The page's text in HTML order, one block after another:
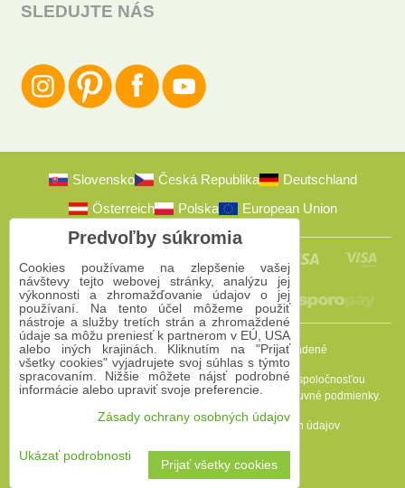
SLEDUJTE NÁS
Slovensko Česká Republika
Deutschland
Österreich
Polska European Union
2009-2026 © Bomba s.r.o.Všetky práva vyhradené
Táto stránka je chránená programom reCAPTCHA a spoločnosťou
Google. PlatiaPravidlá ochrany osobných údajov Zmluvné podmienky.
Predvoľby súkromia
Zásady ochrany osobných údajov
Vytvorené pomocou:BiznisWeb.sk
Predvoľby súkromia
Cookies používame na zlepšenie vašej
návštevy tejto webovej stránky, analýzu jej
výkonnosti a zhromažďovanie údajov o jej
používaní. Na tento účel môžeme použiť
nástroje a služby tretích strán a zhromaždené
údaje sa môžu preniesť k partnerom v EÚ, USA
alebo iných krajinách. Kliknutím na "Prijať
všetky cookies" vyjadrujete svoj súhlas s týmto
spracovaním. Nižšie môžete nájsť podrobné
informácie alebo upraviť svoje preferencie.
Zásady ochrany osobných údajov
Ukázať podrobnosti
Prijať všetky cookies